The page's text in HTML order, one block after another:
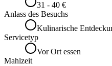
31 - 40 €
Anlass des Besuchs
Kulinarische
Servicetyp
Vor Ort essen
Mahlzeit